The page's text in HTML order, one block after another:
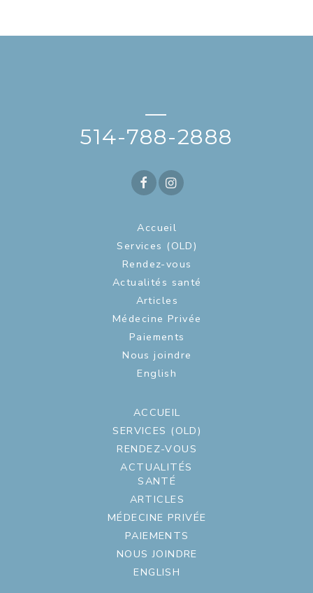
—
514-788-2888
Accueil
Services (OLD)
Rendez-vous
Actualités santé
Articles
Médecine Privée
Paiements
Nous joindre
English
ACCUEIL
SERVICES (OLD)
RENDEZ-VOUS
ACTUALITÉS
SANTÉ
ARTICLES
MÉDECINE PRIVÉE
PAIEMENTS
NOUS JOINDRE
ENGLISH